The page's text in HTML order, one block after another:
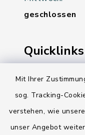
Mit Ihrer
sog. Tracking-
verstehen, wie
unser Angebot
geschlossen
Quicklinks
Ihre